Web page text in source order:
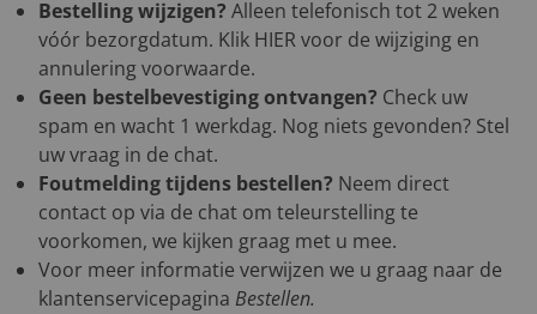
Bestelling wijzigen? Alleen telefonisch tot 2 weken
vóór bezorgdatum. Klik HIERvoor de wijziging en
annulering voorwaarde.
Geen bestelbevestiging ontvangen? Check uw
spam en wacht 1 werkdag. Nog niets gevonden? Stel
uw vraag in de chat.
Foutmelding tijdens bestellen? Neem direct
contact op via de chat om teleurstelling te
voorkomen, we kijken graag met u mee.
Voor meer informatie verwijzen we u graag naar de
klantenservicepagina Bestellen.